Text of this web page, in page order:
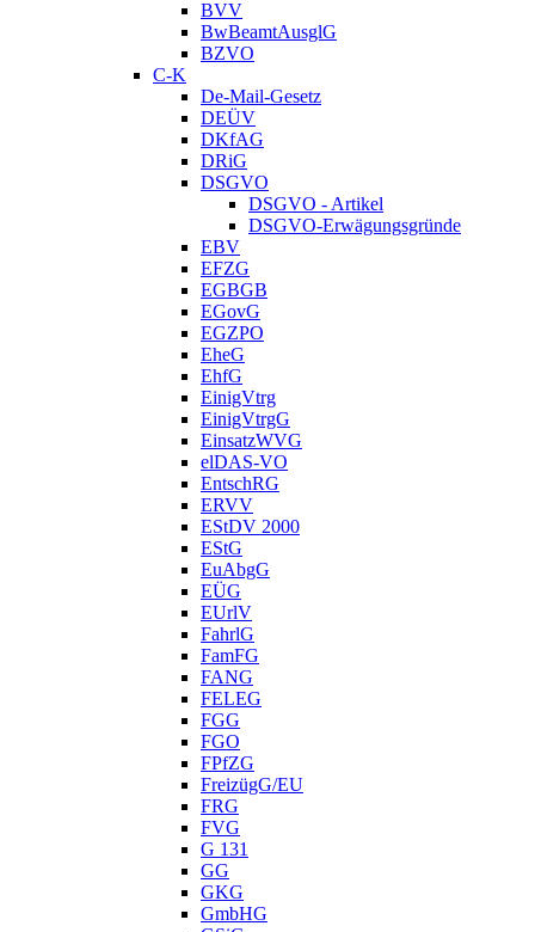
BVV
BwBeamtAusglG
BZVO
C-K
De-Mail-Gesetz
DEÜV
DKfAG
DRiG
DSGVO
DSGVO - Artikel
DSGVO-Erwägungsgründe
EBV
EFZG
EGBGB
EGovG
EGZPO
EheG
EhfG
EinigVtrg
EinigVtrgG
EinsatzWVG
elDAS-VO
EntschRG
ERVV
EStDV 2000
EStG
EuAbgG
EÜG
EUrlV
FahrlG
FamFG
FANG
FELEG
FGG
FGO
FPfZG
FreizügG/EU
FRG
FVG
G 131
GG
GKG
GmbHG